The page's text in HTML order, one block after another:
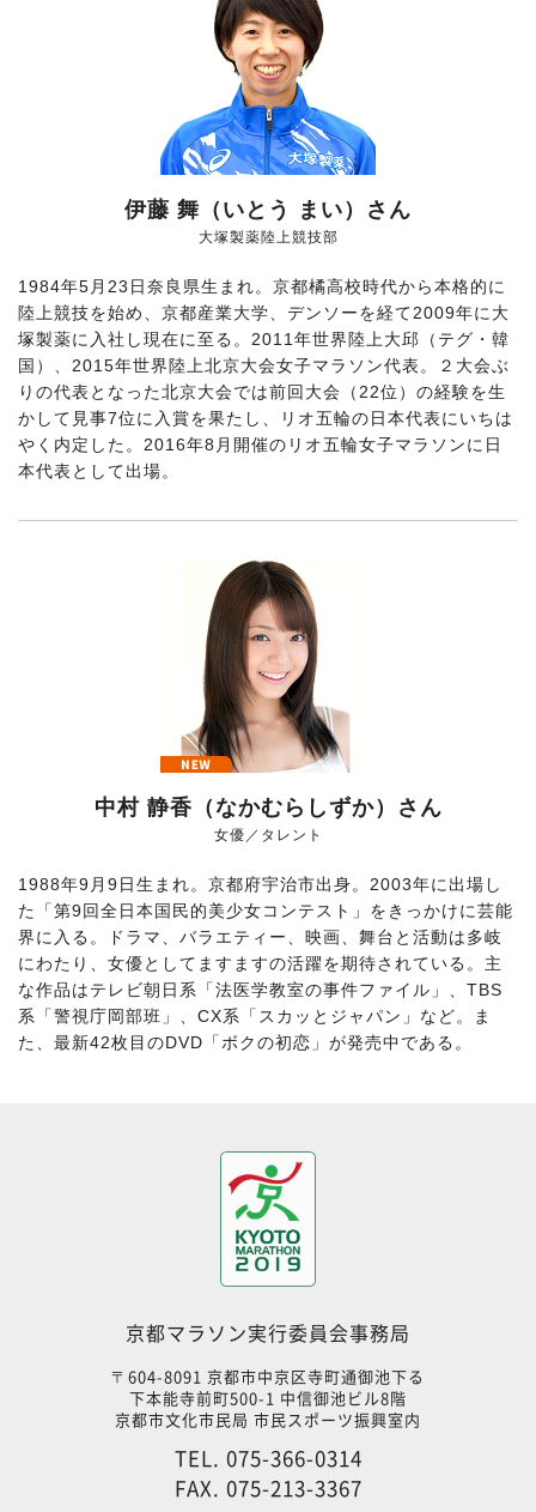
伊藤 舞（いとう まい）さん
大塚製薬陸上競技部
1984年5月23日奈良県生まれ。京都橘高校時代から本格的に
陸上競技を始め、京都産業大学、デンソーを経て2009年に大
塚製薬に入社し現在に至る。2011年世界陸上大邱（テグ・韓
国）、2015年世界陸上北京大会女子マラソン代表。２大会ぶ
りの代表となった北京大会では前回大会（22位）の経験を生
かして見事7位に入賞を果たし、リオ五輪の日本代表にいちは
やく内定した。2016年8月開催のリオ五輪女子マラソンに日
本代表として出場。
中村 静香（なかむらしずか）さん
女優／タレント
1988年9月9日生まれ。京都府宇治市出身。2003年に出場し
た「第9回全日本国民的美少女コンテスト」をきっかけに芸能
界に入る。ドラマ、バラエティー、映画、舞台と活動は多岐
にわたり、女優としてますますの活躍を期待されている。主
な作品はテレビ朝日系「法医学教室の事件ファイル」、TBS
系「警視庁岡部班」、CX系「スカッとジャパン」など。ま
た、最新42枚目のDVD「ボクの初恋」が発売中である。
京都マラソン実行委員会事務局
〒604-8091 京都市中京区寺町通御池下る
下本能寺前町500-1 中信御池ビル8階
京都市文化市民局 市民スポーツ振興室内
TEL. 075-366-0314
FAX. 075-213-3367